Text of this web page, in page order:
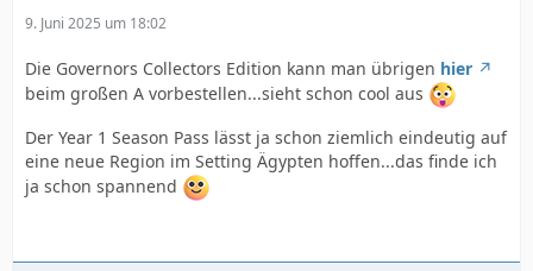
9. Juni 2025 um 18:02
Die Governors Collectors Edition kann man übrigen hier
beim großen A vorbestellen...sieht schon cool aus
Der Year 1 Season Pass lässt ja schon ziemlich eindeutig auf
eine neue Region im Setting Ägypten hoffen...das finde ich
ja schon spannend